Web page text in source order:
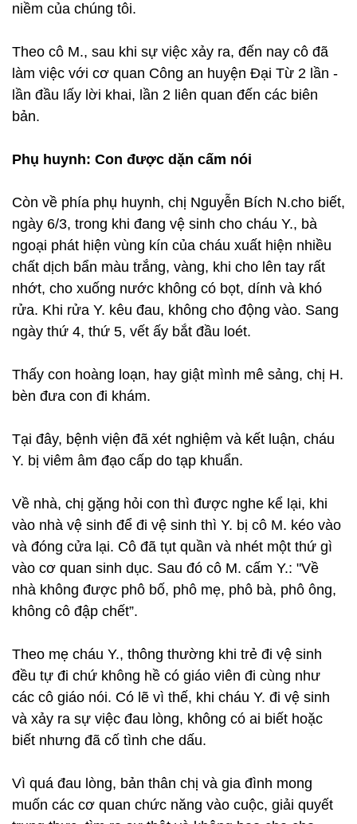
niềm của chúng tôi.
Theo cô M., sau khi sự việc xảy ra, đến nay cô đã
làm việc với cơ quan Công an huyện Đại Từ 2 lần -
lần đầu lấy lời khai, lần 2 liên quan đến các biên
bản.
Phụ huynh: Con được dặn cấm nói
Còn về phía phụ huynh, chị Nguyễn Bích N.cho biết,
ngày 6/3, trong khi đang vệ sinh cho cháu Y., bà
ngoại phát hiện vùng kín của cháu xuất hiện nhiều
chất dịch bẩn màu trắng, vàng, khi cho lên tay rất
nhớt, cho xuống nước không có bọt, dính và khó
rửa. Khi rửa Y. kêu đau, không cho động vào. Sang
ngày thứ 4, thứ 5, vết ấy bắt đầu loét.
Thấy con hoàng loạn, hay giật mình mê sảng, chị H.
bèn đưa con đi khám.
Tại đây, bệnh viện đã xét nghiệm và kết luận, cháu
Y. bị viêm âm đạo cấp do tạp khuẩn.
Về nhà, chị gặng hỏi con thì được nghe kể lại, khi
vào nhà vệ sinh để đi vệ sinh thì Y. bị cô M. kéo vào
và đóng cửa lại. Cô đã tụt quần và nhét một thứ gì
vào cơ quan sinh dục. Sau đó cô M. cấm Y.: "Về
nhà không được phô bố, phô mẹ, phô bà, phô ông,
không cô đập chết”.
Theo mẹ cháu Y., thông thường khi trẻ đi vệ sinh
đều tự đi chứ không hề có giáo viên đi cùng như
các cô giáo nói. Có lẽ vì thế, khi cháu Y. đi vệ sinh
và xảy ra sự việc đau lòng, không có ai biết hoặc
biết nhưng đã cố tình che dấu.
Vì quá đau lòng, bản thân chị và gia đình mong
muốn các cơ quan chức năng vào cuộc, giải quyết